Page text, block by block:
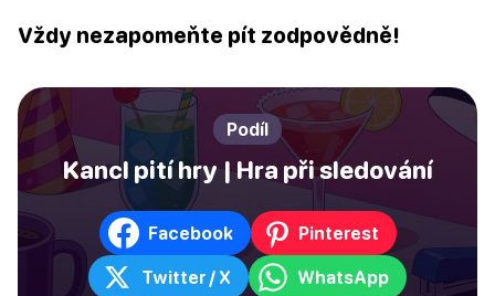
Vždy nezapomeňte pít zodpovědně!
Podíl
Kancl pití hry | Hra při sledování
Facebook Pinterest
Twitter / X WhatsApp